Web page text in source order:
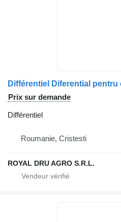
Prix sur demande
Différentiel
Roumanie, Cristesti
ROYAL DRU AGRO S.R.L.